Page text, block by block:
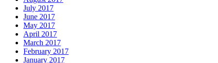
July 2017
June 2017
May 2017
April 2017
March 2017
February 2017
January 2017